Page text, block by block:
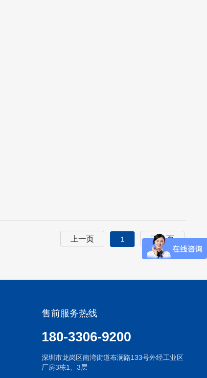
上一页 1 下一页
售前服务热线
180-3306-9200
深圳市龙岗区南湾街道布澜路133号外经工业区
厂房3栋1、3层